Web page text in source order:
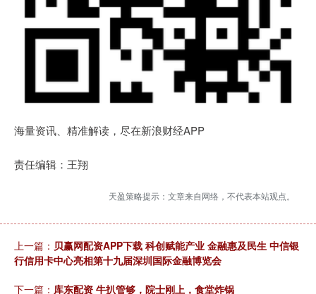
海量资讯、精准解读，尽在新浪财经APP
责任编辑：王翔
天盈策略提示：文章来自网络，不代表本站观点。
上一篇： 贝赢网配资APP下载 科创赋能产业 金融惠及民生 中信银
行信用卡中心亮相第十九届深圳国际金融博览会
下一篇： 库东配资 牛扒管够，院士刚上，食堂炸锅